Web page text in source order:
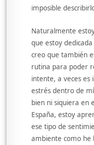
imposible
Naturalmente
que estoy
creo que también
rutina para poder
intente, a veces es
estrés dentro de
bien ni siquiera en
España, estoy
ese tipo de
ambiente como he